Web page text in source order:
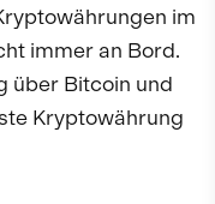
im
immer an Bord.
über Bitcoin und
Kryptowährung